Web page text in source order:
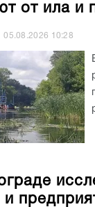
от ила и
05.08.2026 10:28
и